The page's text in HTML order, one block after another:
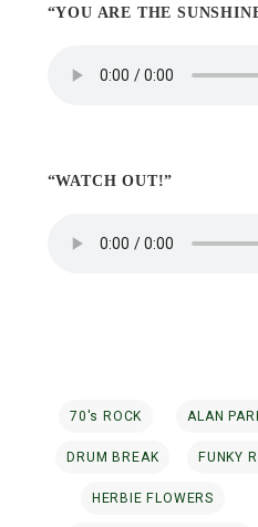
“YOU ARE THE
“WATCH OUT!”
70's ROCK ALAN
DRUM BREAK FUNKY
HERBIE FLOWERS